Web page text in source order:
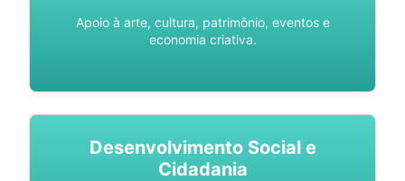
Apoio à arte, cultura, patrimônio, eventos e
economia criativa.
Desenvolvimento Social e
Cidadania